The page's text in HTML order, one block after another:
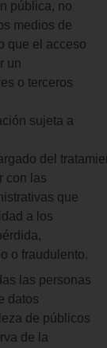
pública, no
medios de
que el acceso
un
o terceros
sujeta a
del
con las
que
a los
o fraudulento.
las personas
datos
de públicos
de la